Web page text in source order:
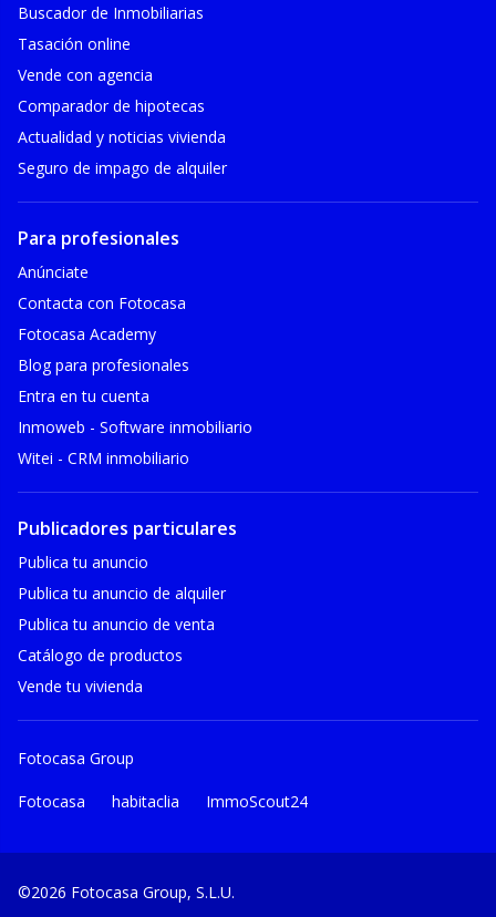
Buscador de Inmobiliarias
Tasación online
Vende con agencia
Comparador de hipotecas
Actualidad y noticias vivienda
Seguro de impago de alquiler
Para profesionales
Anúnciate
Contacta con Fotocasa
Fotocasa Academy
Blog para profesionales
Entra en tu cuenta
Inmoweb - Software inmobiliario
Witei - CRM inmobiliario
Publicadores particulares
Publica tu anuncio
Publica tu anuncio de alquiler
Publica tu anuncio de venta
Catálogo de productos
Vende tu vivienda
Fotocasa Group
Fotocasa habitaclia ImmoScout24
©2026 Fotocasa Group, S.L.U.